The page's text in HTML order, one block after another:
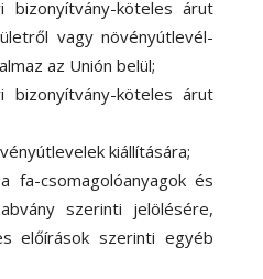
bizonyítvány-köteles árut
vagy növényútlevél-
az Unión belül;
bizonyítvány-köteles árut
kiállítására;
fa-csomagolóanyagok és
szerinti jelölésére,
előírások szerinti egyéb